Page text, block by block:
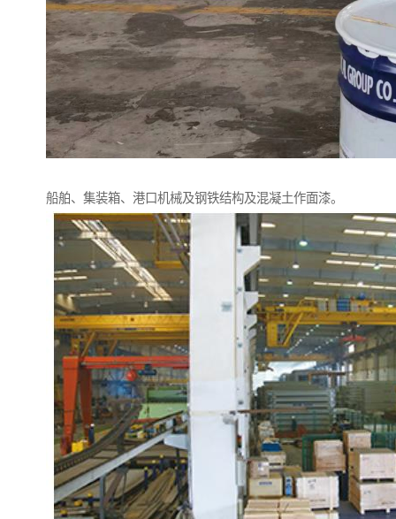
船舶、集装箱、港口机械及钢铁结构及混凝土作面漆。